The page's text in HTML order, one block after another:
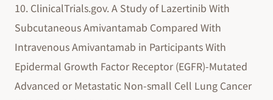
10. ClinicalTrials.gov. A Study of Lazertinib With
Subcutaneous Amivantamab Compared With
Intravenous Amivantamab in Participants With
Epidermal Growth Factor Receptor (EGFR)-Mutated
Advanced or Metastatic Non-small Cell Lung Cancer